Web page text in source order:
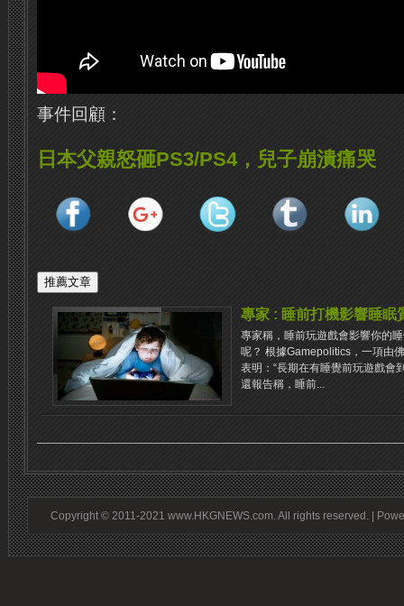
事件回顧：
日本父親怒砸PS3/PS4，兒子崩潰痛哭
專家 : 睡前打機影響睡眠
專家稱，睡前玩遊戲會影響你的
呢？ 根據Gamepolitics，一項由
表明：“長期在有睡覺前玩遊戲會
還報告稱，睡前...
Copyright © 2011-2021 www.HKGNEWS.com. All rights reserved. |